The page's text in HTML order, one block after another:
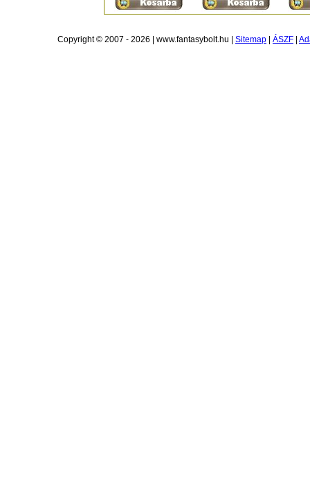
Copyright © 2007 - 2026 | www.fantasybolt.hu | Sitemap ÁSZF